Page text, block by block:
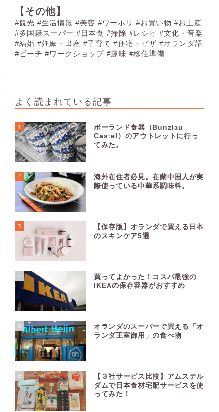
【その他】
#観光 #生活情報 #美容 #ワーホリ #お買い物 #お土産
#多国籍スーパー #日本食 #掃除 #レシピ #文化・音楽
#結婚 #妊娠・出産 #子育て #住宅・ビザ #オランダ語
#ビーチ #ワークショップ #趣味 #移住準備
よく読まれている記事
1
ポーランド食器（Bunzlau
Castel）のアウトレットに行っ
てみた。
2
海外在住者必見。在蘭中国人が実
際使っている中華系調味料。
3
【保存版】オランダで買える日本
のスキンケア5選
4
買ってよかった！コスパ最強の
IKEAの保存容器がおすすめ
5
オランダのスーパーで買える「オ
ランダ王室御用」の食べ物
6
【３社サービス比較】アムステル
ダムで日本食材宅配サービスを使
ってみた！